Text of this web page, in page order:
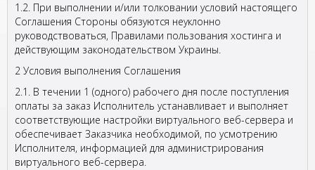
1.2. При выполнении и/или толковании условий настоящего
Соглашения Стороны обязуются неуклонно
руководствоваться, Правилами пользования хостинга и
действующим законодательством Украины.
2 Условия выполнения Соглашения
2.1. В течении 1 (одного) рабочего дня после поступления
оплаты за заказ Исполнитель устанавливает и выполняет
соответствующие настройки виртуального веб-сервера и
обеспечивает Заказчика необходимой, по усмотрению
Исполнителя, информацией для администрирования
виртуального веб-сервера.